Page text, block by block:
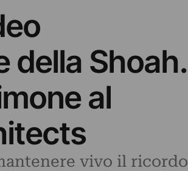
della Shoah.
al
vivo il ricordo